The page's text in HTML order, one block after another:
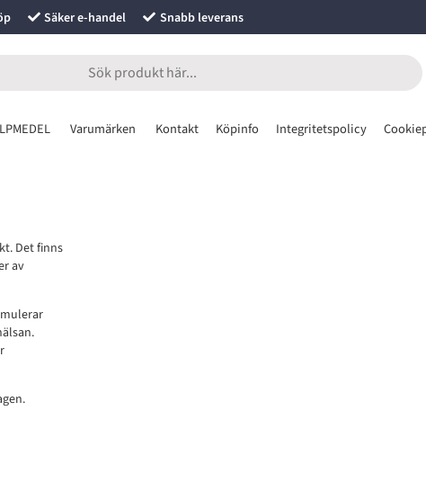
Säker e-handel Snabb leverans
Varumärken Kontakt Köpinfo Integritetspolicy
Det finns
av